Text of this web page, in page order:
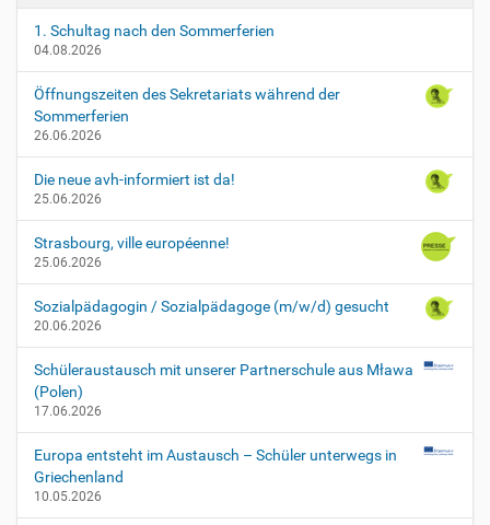
1. Schultag nach den Sommerferien
04.08.2026
Öffnungszeiten des Sekretariats während der
Sommerferien
26.06.2026
Die neue avh-informiert ist da!
25.06.2026
Strasbourg, ville européenne!
25.06.2026
Sozialpädagogin / Sozialpädagoge (m/w/d) gesucht
20.06.2026
Schüleraustausch mit unserer Partnerschule aus Mława
(Polen)
17.06.2026
Europa entsteht im Austausch – Schüler unterwegs in
Griechenland
10.05.2026